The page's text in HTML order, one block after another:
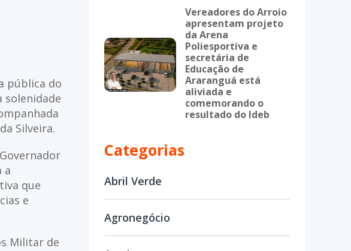
pública do
solenidade
Silveira.
a
que
e
Militar de
Vereadores do Arroio
apresentam projeto
da Arena
Poliesportiva e
secretária de
Educação de
Araranguá está
aliviada e
comemorando o
resultado do Ideb
Categorias
Abril Verde
Agronegócio